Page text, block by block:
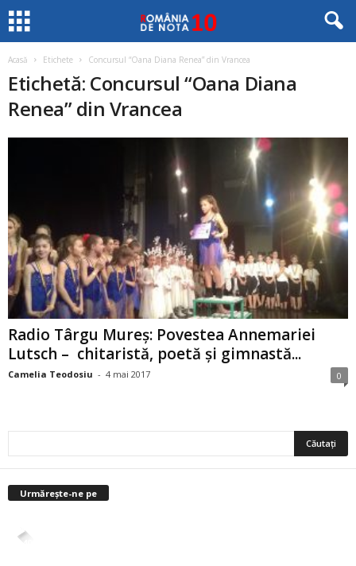
Acasă Etichete Concursul “Oana Diana Renea” din Vrancea
Etichetă: Concursul “Oana Diana
Renea” din Vrancea
Radio Târgu Mureş: Povestea Annemariei
Lutsch – chitaristă, poetă şi gimnastă...
Camelia Teodosiu - 4 mai 2017 0
Urmărește-ne pe
4,400